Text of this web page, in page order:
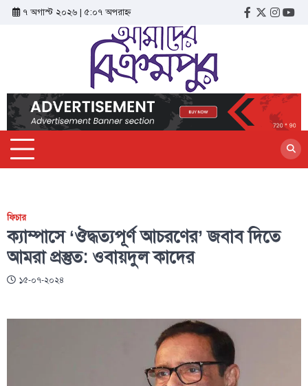
৭ অগাস্ট ২০২৬ | ৫:০৭ অপরাহ্ন
ফিচার
ক্যাম্পাসে ‘ঔদ্ধত্যপূর্ণ আচরণের’ জবাব দিতে
আমরা প্রস্তুত: ওবায়দুল কাদের
১৫-০৭-২০২৪